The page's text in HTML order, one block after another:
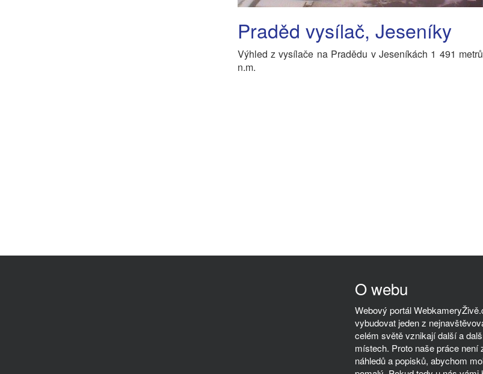
Praděd vysílač, Jeseníky
Výhled z vysílače na Pradědu v Jeseníkách 1 491 metrů
n.m.
O webu
Webový portál
vybudovat jeden z
celém světě vznikají další a
místech. Proto naše práce
náhledů a popisků, abychom